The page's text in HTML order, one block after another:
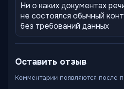
Ни о каких документах
не состоялся обычный
без требований данных
Оставить отзыв
Комментарии появляются после